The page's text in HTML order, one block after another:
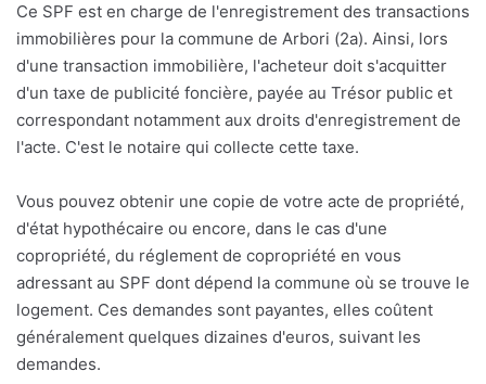
Ce SPF est en charge de l'enregistrement des transactions
immobilières pour la commune de Arbori (2a). Ainsi, lors
d'une transaction immobilière, l'acheteur doit s'acquitter
d'un taxe de publicité foncière, payée au Trésor public et
correspondant notamment aux droits d'enregistrement de
l'acte. C'est le notaire qui collecte cette taxe.
Vous pouvez obtenir une copie de votre acte de propriété,
d'état hypothécaire ou encore, dans le cas d'une
copropriété, du réglement de copropriété en vous
adressant au SPF dont dépend la commune où se trouve le
logement. Ces demandes sont payantes, elles coûtent
généralement quelques dizaines d'euros, suivant les
demandes.